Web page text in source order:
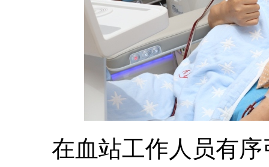
在血站工作人员有序